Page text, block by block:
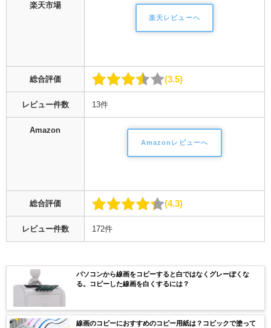
楽天市場
楽天レビューへ
総合評価 3.5
レビュー件数 13件
Amazon
Amazonレビューへ
総合評価 4.3
レビュー件数 172件
パソコンから線画をコピーすると白ではなくグレーぽくな
る。コピーした線画を白くするには？
線画のコピーにおすすめのコピー用紙は？コピックで塗って